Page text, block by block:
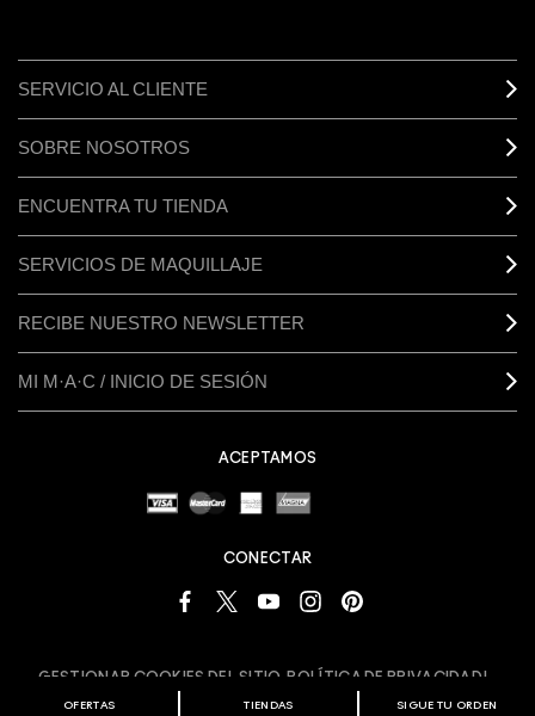
OFERTAS TIENDAS SIGUE TU ORDEN
SERVICIO AL CLIENTE
SOBRE NOSOTROS
ENCUENTRA TU TIENDA
SERVICIOS DE MAQUILLAJE
RECIBE NUESTRO NEWSLETTER
MI M·A·C / INICIO DE SESIÓN
ACEPTAMOS
CONECTAR
GESTIONAR COOKIES DEL SITIO POLÍTICA DE PRIVACIDAD
TÉRMINOS Y CONDICIONES
SOBRE FALSIFICACIONES
© MAKE-UP ART COSMETICS. ALL WORLDWIDE RIGHTS RESERVED